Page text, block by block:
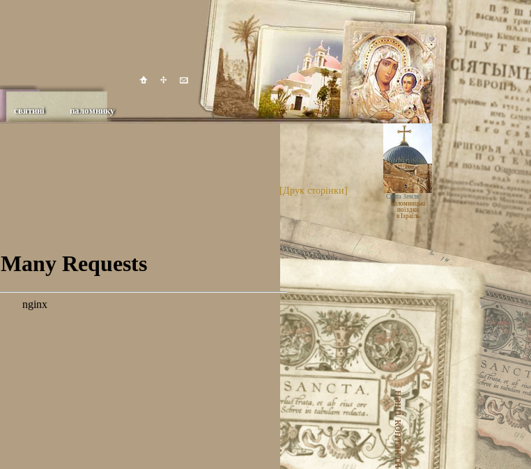
святині паломнику
Свята Земля
паломницькі
поїздки
в Ізраїль
наші контакти
[Друк сторінки]